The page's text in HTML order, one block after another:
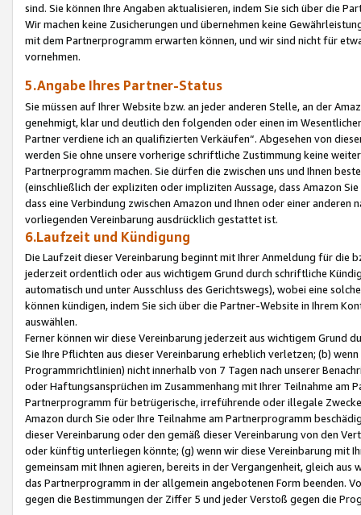
sind. Sie können Ihre Angaben aktualisieren, indem Sie sich über die
Wir machen keine Zusicherungen und übernehmen keine
mit dem Partnerprogramm erwarten können, und wir sind nicht für
vornehmen.
5.Angabe Ihres Partner-Status
Sie müssen auf Ihrer Website bzw. an jeder anderen Stelle, an der
genehmigt, klar und deutlich den folgenden oder einen im
Partner verdiene ich an qualifizierten Verkäufen“. Abgesehen von
werden Sie ohne unsere vorherige schriftliche Zustimmung keine
Partnerprogramm machen. Sie dürfen die zwischen uns und Ihnen
(einschließlich der expliziten oder impliziten Aussage, dass Amazon
dass eine Verbindung zwischen Amazon und Ihnen oder einer
vorliegenden Vereinbarung ausdrücklich gestattet ist.
6.Laufzeit und Kündigung
Die Laufzeit dieser Vereinbarung beginnt mit Ihrer Anmeldung für die
jederzeit ordentlich oder aus wichtigem Grund durch schriftliche
automatisch und unter Ausschluss des Gerichtswegs), wobei eine
können kündigen, indem Sie sich über die Partner-Website in Ihrem
auswählen.
Ferner können wir diese Vereinbarung jederzeit aus wichtigem Grund
Sie Ihre Pflichten aus dieser Vereinbarung erheblich verletzen; (b)
Programmrichtlinien) nicht innerhalb von 7 Tagen nach unserer
oder Haftungsansprüchen im Zusammenhang mit Ihrer Teilnahme am
Partnerprogramm für betrügerische, irreführende oder illegale
Amazon durch Sie oder Ihre Teilnahme am Partnerprogramm
dieser Vereinbarung oder den gemäß dieser Vereinbarung von den
oder künftig unterliegen könnte; (g) wenn wir diese Vereinbarung mit
gemeinsam mit Ihnen agieren, bereits in der Vergangenheit, gleich
das Partnerprogramm in der allgemein angebotenen Form beenden.
gegen die Bestimmungen der Ziffer 5 und jeder Verstoß gegen die